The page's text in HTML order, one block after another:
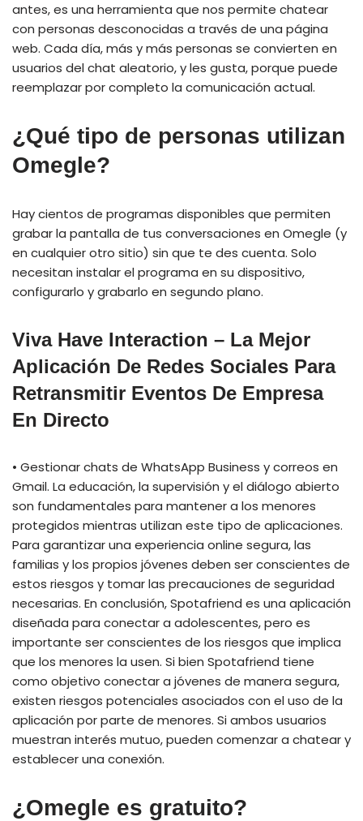
antes, es una herramienta que nos permite chatear
con personas desconocidas a través de una página
web. Cada día, más y más personas se convierten en
usuarios del chat aleatorio, y les gusta, porque puede
reemplazar por completo la comunicación actual.
¿Qué tipo de personas utilizan
Omegle?
Hay cientos de programas disponibles que permiten
grabar la pantalla de tus conversaciones en Omegle (y
en cualquier otro sitio) sin que te des cuenta. Solo
necesitan instalar el programa en su dispositivo,
configurarlo y grabarlo en segundo plano.
Viva Have Interaction – La Mejor
Aplicación De Redes Sociales Para
Retransmitir Eventos De Empresa
En Directo
• Gestionar chats de WhatsApp Business y correos en
Gmail. La educación, la supervisión y el diálogo abierto
son fundamentales para mantener a los menores
protegidos mientras utilizan este tipo de aplicaciones.
Para garantizar una experiencia online segura, las
familias y los propios jóvenes deben ser conscientes de
estos riesgos y tomar las precauciones de seguridad
necesarias. En conclusión, Spotafriend es una aplicación
diseñada para conectar a adolescentes, pero es
importante ser conscientes de los riesgos que implica
que los menores la usen. Si bien Spotafriend tiene
como objetivo conectar a jóvenes de manera segura,
existen riesgos potenciales asociados con el uso de la
aplicación por parte de menores. Si ambos usuarios
muestran interés mutuo, pueden comenzar a chatear y
establecer una conexión.
¿Omegle es gratuito?